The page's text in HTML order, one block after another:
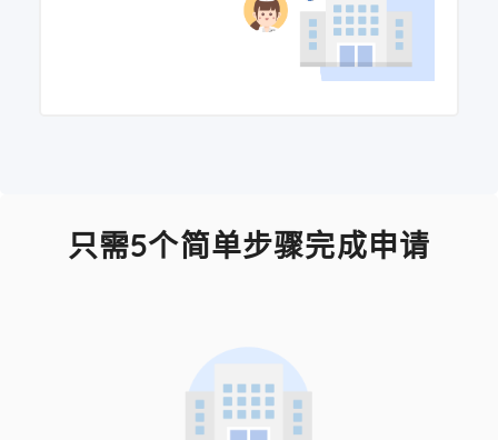
只需5个简单步骤完成申请